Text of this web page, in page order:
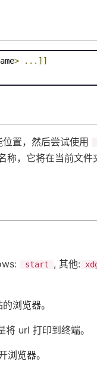
>
...]]
置，然后尝试使用
称，它将在当前文件
start , 其他:
浏览器。
url 打印到终端。
览器。